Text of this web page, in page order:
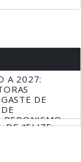
A 2027:
DE
PERONISMO
DE "ELIZE: